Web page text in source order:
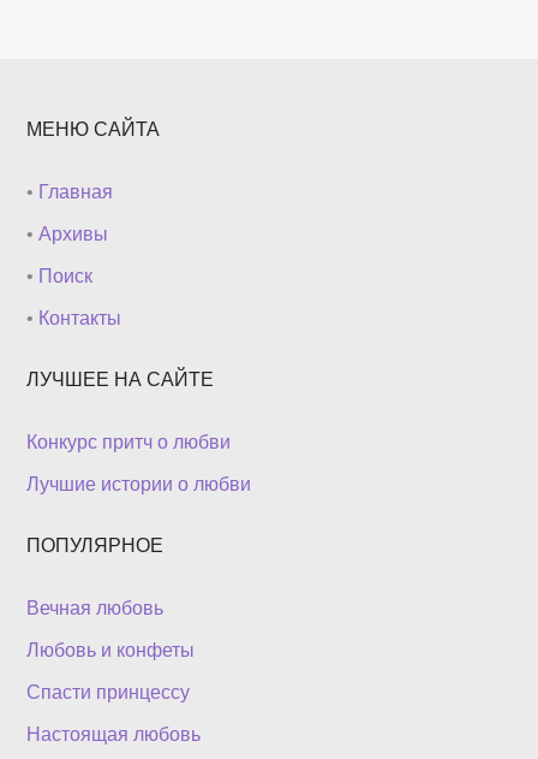
МЕНЮ САЙТА
• Главная
•Архивы
• Поиск
• Контакты
ЛУЧШЕЕ НА САЙТЕ
Конкурс притч о любви
Лучшие истории о любви
ПОПУЛЯРНОЕ
Вечная любовь
Любовь и конфеты
Спасти принцессу
Настоящая любовь